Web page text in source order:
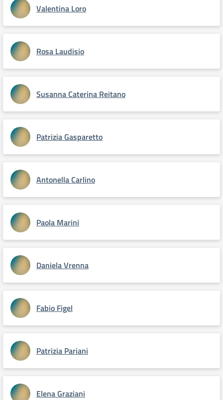
Valentina Loro
Rosa Laudisio
Susanna Caterina Reitano
Patrizia Gasparetto
Antonella Carlino
Paola Marini
Daniela Vrenna
Fabio Figel
Patrizia Pariani
Elena Graziani